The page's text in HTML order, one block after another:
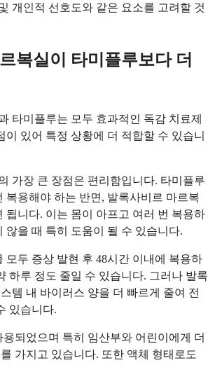
개인적 선호도와 같은 요소를 고려할 것
복실이 타미플루보다 더
타미플루는 모두 효과적인 독감 치료제
이 있어 특정 상황에 더 적합할 수 있습니
가장 큰 장점은 편리함입니다. 타미플루
복용해야 하는 반면, 발록사비르 마르복
됩니다. 이는 몸이 아프고 여러 번 복용하
않을 때 특히 도움이 될 수 있습니다.
모두 증상 발현 후 48시간 이내에 복용하
하루 정도 줄일 수 있습니다. 그러나 발록
템 내 바이러스 양을 더 빠르게 줄여 전
있습니다.
되었으며 특히 임산부와 어린이에게 더
가지고 있습니다. 또한 액체 형태로도